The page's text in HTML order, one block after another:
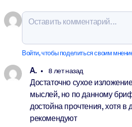
Войти, чтобы поделиться своим
A. 8 лет назад
Достаточно сухое
мыслей, но по данному
достойна прочтения, хотя в
рекомендуют